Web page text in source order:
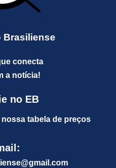
Brasiliense
conecta
a notícia!
no EB
tabela de preços
ail.com